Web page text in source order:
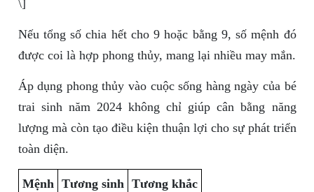
\]
Nếu tổng số chia hết cho 9 hoặc bằng 9, số mệnh đó
được coi là hợp phong thủy, mang lại nhiều may mắn.
Áp dụng phong thủy vào cuộc sống hàng ngày của bé
trai sinh năm 2024 không chỉ giúp cân bằng năng
lượng mà còn tạo điều kiện thuận lợi cho sự phát triển
toàn diện.
Mệnh Tương sinh Tương khắc